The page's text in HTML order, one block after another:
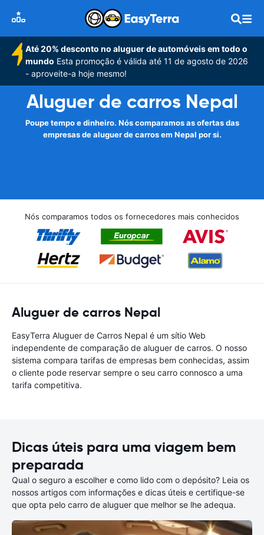
Até 20% desconto no aluguer de automóveis em todo o
mundo Esta promoção é válida até 11 de agosto de 2026
- aproveite-a hoje mesmo!
Aluguer de carros Nepal
Poupe tempo e dinheiro. Nós comparamos as ofertas das
empresas de aluguer de carros em Nepal por si.
Nós comparamos todos os fornecedores mais conhecidos
Aluguer de carros Nepal
EasyTerra Aluguer de Carros Nepal é um sítio Web
independente de comparação de aluguer de carros. O nosso
sistema compara tarifas de empresas bem conhecidas, assim
o cliente pode reservar sempre o seu carro connosco a uma
tarifa competitiva.
Dicas úteis para uma viagem bem
preparada
Qual o seguro a escolher e como lido com o depósito? Leia os
nossos artigos com informações e dicas úteis e certifique-se
que opta pelo carro de aluguer que melhor se lhe adequa.